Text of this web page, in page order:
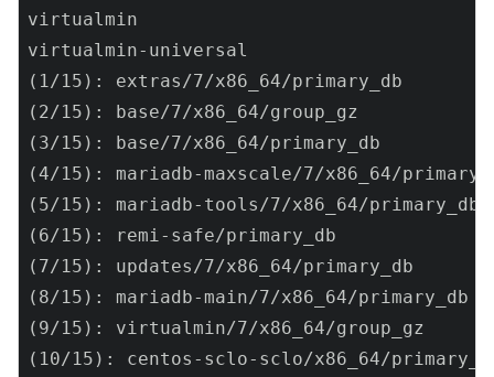
virtualmin
virtualmin-universal
(1/15): extras/7/x86_64/
(2/15): base/7/x86_64/group_gz
(3/15): base/7/x86_64/primary_db
(4/15): mariadb-maxscale/7/x86_64/
(5/15): mariadb-tools/7/x86_64/
(6/15): remi-safe/primary_db
(7/15): updates/7/x86_64/
(8/15): mariadb-main/7/x86_64/
(9/15): virtualmin/7/x86_64/
(10/15): centos-sclo-sclo/x86_64/